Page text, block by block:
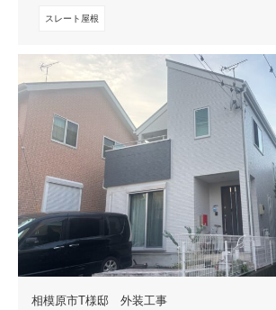
スレート屋根
相模原市T様邸 外装工事